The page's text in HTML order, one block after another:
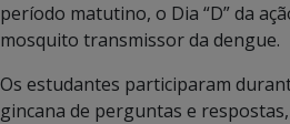
período matutino, o Dia “D” da
mosquito transmissor da dengue.
Os estudantes participaram
gincana de perguntas e